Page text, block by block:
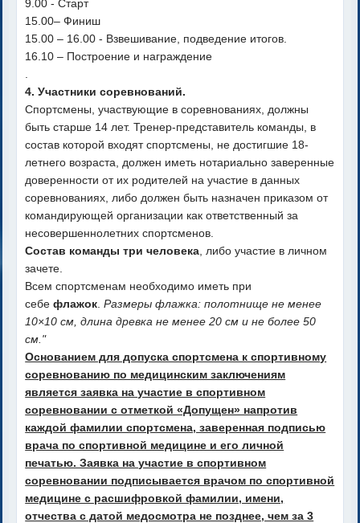
9.00 - Старт
15.00– Финиш
15.00 – 16.00 - Взвешивание, подведение итогов.
16.10 – Построение и награждение
4. Участники соревнований.
Спортсмены, участвующие в соревнованиях, должны
быть старше 14 лет. Тренер-представитель команды, в
состав которой входят спортсмены, не достигшие 18-
летнего возраста, должен иметь нотариально заверенные
доверенности от их родителей на участие в данных
соревнованиях, либо должен быть назначен приказом от
командирующей организации как ответственный за
несовершеннолетних спортсменов.
Состав команды три человека , либо участие в личном
зачете.
Всем спортсменам необходимо иметь при
себефлажок .Размеры флажка: полотнище не менее
10×10 см, длина древка не менее 20 см и не более 50
см."
Основанием для допуска спортсмена к спортивному
соревнованию по медицинским заключениям
является заявка на участие в спортивном
соревновании с отметкой «Допущен» напротив
каждой фамилии спортсмена, заверенная подписью
врача по спортивной медицине и его личной
печатью. Заявка на участие в спортивном
соревновании подписывается врачом по спортивной
медицине с расшифровкой фамилии, имени,
отчества с датой медосмотра не позднее, чем за 3